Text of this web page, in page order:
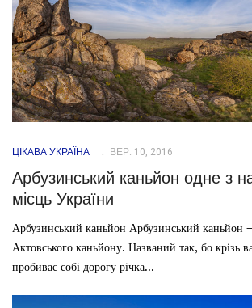
ЦІКАВА УКРАЇНА ВЕР. 10, 2016
Арбузинський каньйон одне з
місць України
Арбузинський каньйон Арбузинський каньйон
Актовського каньйону. Названий так, бо крізь
пробиває собі дорогу річка...